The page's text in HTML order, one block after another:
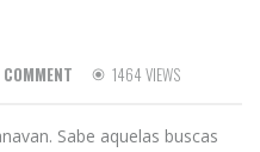
1464 VIEWS
Sabe aquelas buscas